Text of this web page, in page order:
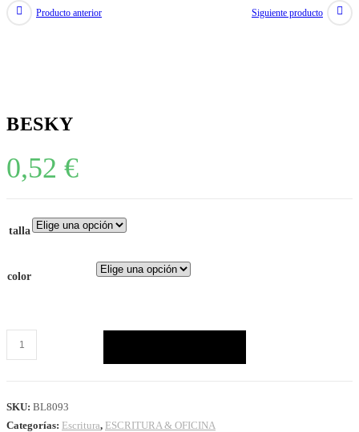
Producto anterior Siguiente producto
BESKY
0,52 €
talla
color
SKU: BL8093
Categorías: Escritura, ESCRITURA & OFICINA